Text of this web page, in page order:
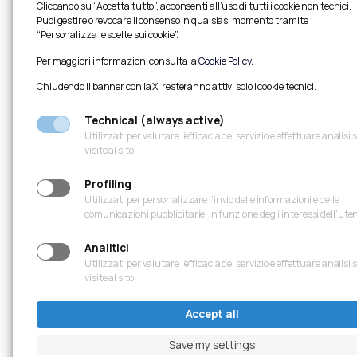
Cliccando su “Accetta tutto”, acconsenti all’uso di tutti i cookie non tecnici.
Puoi gestire o revocare il consenso in qualsiasi momento tramite
“Personalizza le scelte sui cookie”.
Per maggiori informazioni consulta laCookie Policy.
Chiudendo il banner con la X, resteranno attivi solo i cookie tecnici.
Technical (always active)
Utilizzati per valutare l’efficacia del servizio e effettuare analisi
visite al sito
Profiling
Utilizzati per personalizzare l’invio delle informazioni e delle
comunicazioni pubblicitarie, in funzione degli interessi
Analitici
Utilizzati per valutare l’efficacia del servizio e effettuare analisi
visite al sito
Accept all
Save my settings